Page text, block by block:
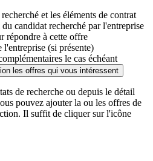
et les éléments de contrat
candidat recherché par l'entreprise
répondre à cette offre
l'entreprise (si présente)
le cas échéant
les offres qui vous intéressent
de recherche ou depuis le détail
pouvez ajouter la ou les offres de
Il suffit de cliquer sur l'icône